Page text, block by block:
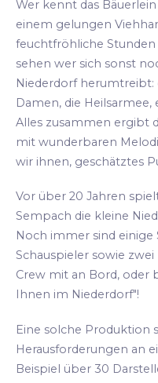
Wer kennt das
einem gelungen
feuchtfröhliche Stunden
sehen wer sich sonst
Niederdorf herumtreibt:
Damen, die Heilsarmee,
Alles zusammen ergibt
mit wunderbaren
wir ihnen, geschätztes
Vor über 20 Jahren
Sempach die kleine
Noch immer sind einige
Schauspieler sowie
Crew mit an Bord, oder
Ihnen im Niederdorf"!
Eine solche Produktion
Herausforderungen an
Beispiel über 30